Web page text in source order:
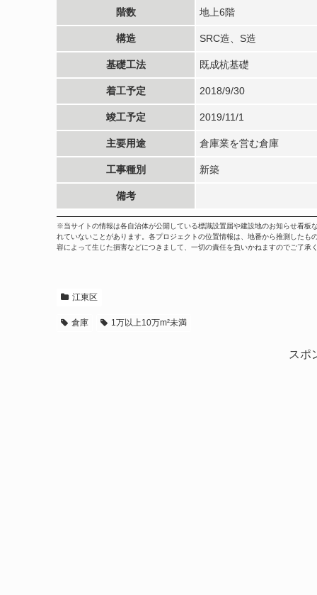
階数 地上6階
構造 SRC造、S造
基礎工法 既成杭基礎
着工予定 2018/9/30
竣工予定 2019/11/1
主要用途 倉庫業を営む倉庫
工事種別 新築
備考
※当サイトの情報は各自治体が公開している標識設置届や建設地のお知らせ看
れていないことがあります。各プロジェクトの位置情報は、地番から推測した
容によって生じた損害などにつきまして、一切の責任を負いかねますのでご了承
江東区
倉庫 1万以上10万m²未満
スポ